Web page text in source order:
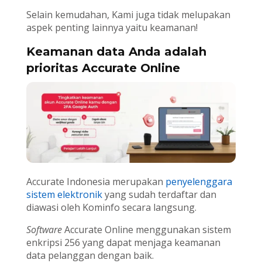
Selain kemudahan, Kami juga tidak melupakan
aspek penting lainnya yaitu keamanan!
Keamanan data Anda adalah
prioritas Accurate Online
Accurate Indonesia merupakan penyelenggara
sistem elektronikyang sudah terdaftar dan
diawasi oleh Kominfo secara langsung.
SoftwareAccurate Online menggunakan sistem
enkripsi 256 yang dapat menjaga keamanan
data pelanggan dengan baik.